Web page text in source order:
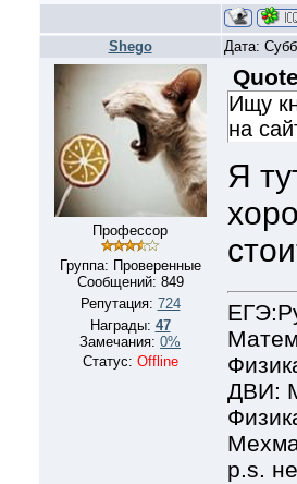
Shego Дата:
Профессор
Группа: Проверенные
Сообщений: 849
Репутация: 724
Награды: 47
Замечания: 0%
Статус: Offline
Quote
Ищу
на
Я
ДВИ:
p.s.